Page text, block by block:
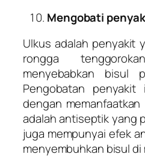
Mengobati
Ulkus adalah penyakit
rongga
menyebabkan bisul
Pengobatan
dengan
adalah antiseptik yang
juga mempunyai efek
menyembuhkan bisul di